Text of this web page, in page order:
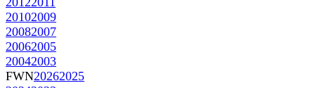
20102009
20082007
20062005
20042003
FWN20262025